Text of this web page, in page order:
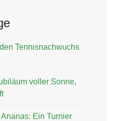
Tennisnachwuchs
voller Sonne,
Ein Turnier